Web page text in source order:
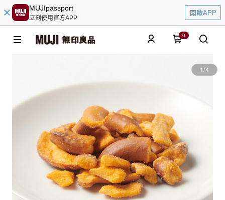
MUJIpassport
立刻使用官方APP
開啟APP
0
1/4